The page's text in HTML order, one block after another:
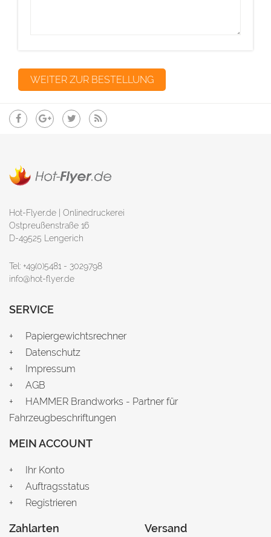
Hot-Flyer.de | Onlinedruckerei
Ostpreußenstraße 16
D-49525 Lengerich
Tel: +49(0)5481 - 3029798
info@hot-flyer.de
SERVICE
Papiergewichtsrechner
Datenschutz
Impressum
AGB
HAMMER Brandworks - Partner für
Fahrzeugbeschriftungen
MEIN ACCOUNT
Ihr Konto
Auftragsstatus
Registrieren
Zahlarten Versand